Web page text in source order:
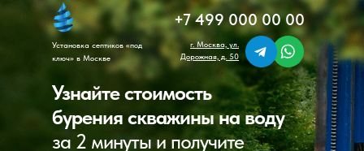
Узнайте стоимость
бурения скважины на воду
за 2 минуты и получите
г. Москва, ул.
Дорожная, д. 50
Установка септиков «под
ключ» в Москве
+7 499 000 00 00